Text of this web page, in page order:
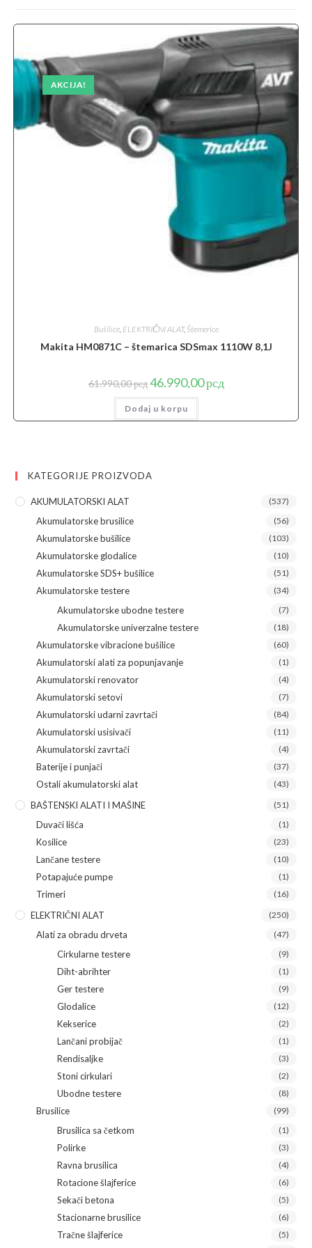
AKCIJA!
Bušilice, ELEKTRIČNI ALAT, Štemerice
Makita HM0871C – štemarica SDSmax 1110W 8,1J
61.990,00рсд Originalna
cena
je
bila:
61.990,00 рсд.
46.990,00рсдTrenutna
cena
Dodaj u korpu
KATEGORIJE PROIZVODA
AKUMULATORSKI ALAT (537)
Akumulatorske brusilice (56)
Akumulatorske bušilice (103)
Akumulatorske glodalice (10)
Akumulatorske SDS+ bušilice (51)
Akumulatorske testere (34)
Akumulatorske ubodne testere (7)
Akumulatorske univerzalne testere (18)
Akumulatorske vibracione bušilice (60)
Akumulatorski alati za popunjavanje (1)
Akumulatorski renovator (4)
Akumulatorski setovi (7)
Akumulatorski udarni zavrtači (84)
Akumulatorski usisivači (11)
Akumulatorski zavrtači (4)
Baterije i punjači (37)
Ostali akumulatorski alat (43)
BAŠTENSKI ALATI I MAŠINE (51)
Duvači lišća (1)
Kosilice (23)
Lančane testere (10)
Potapajuće pumpe (1)
Trimeri (16)
ELEKTRIČNI ALAT (250)
Alati za obradu drveta (47)
Cirkularne testere (9)
Diht-abrihter (1)
Ger testere (9)
Glodalice (12)
Kekserice (2)
Lančani probijač (1)
Rendisaljke (3)
Stoni cirkulari (2)
Ubodne testere (8)
Brusilice (99)
Brusilica sa četkom (1)
Polirke (3)
Ravna brusilica (4)
Rotacione šlajferice (6)
Sekači betona (5)
Stacionarne brusilice (6)
Tračne šlajferice (5)